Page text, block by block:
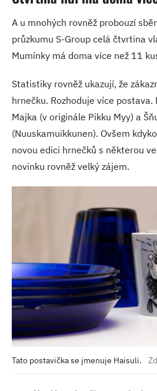
A u mnohých rovněž probouzí
průzkumu S-Group celá čtvrtina
Mumínky má doma více než 11
Statistiky rovněž ukazují, že
hrnečku. Rozhoduje více
Majka (v originále Pikku Myy) a
(Nuuskamuikkunen). Ovšem
novou edici hrnečků s některou
novinku rovněž velký zájem.
Tato postavička se jmenuje Haisuli.